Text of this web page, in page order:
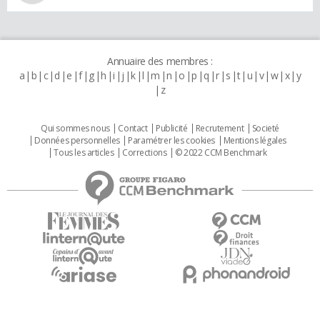
Annuaire des membres :
a b c d e f g h i j k l m n o p q r s t u v w x y
z
Qui sommes nous Contact Publicité Recrutement
Societé
Données personnelles
Paramétrer les cookies
Mentions légales
Tous les articles
Corrections © 2022 CCM Benchmark